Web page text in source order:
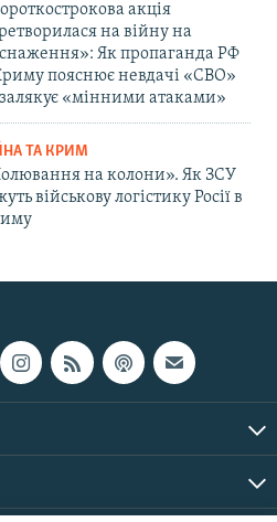
акція
на війну на
Як пропаганда РФ
пояснює невдачі «СВО»
«мінними атаками»
ТА КРИМ
на колони». Як ЗСУ
військову логістику Росії в